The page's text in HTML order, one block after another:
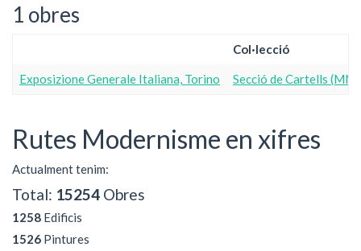
1 obres
Col·lecció
Exposizione Generale Italiana, Torino Secció de Cartells
Rutes Modernisme en xifres
Actualment tenim:
Total: 15254 Obres
1258 Edificis
1526 Pintures